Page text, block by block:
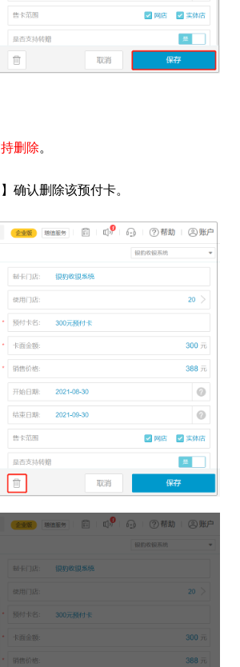
删除。
确认删除该预付卡。